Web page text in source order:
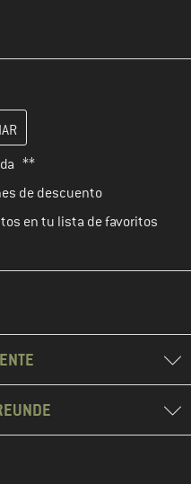
electrónico y crea tu
**
de descuento
en tu lista de favoritos